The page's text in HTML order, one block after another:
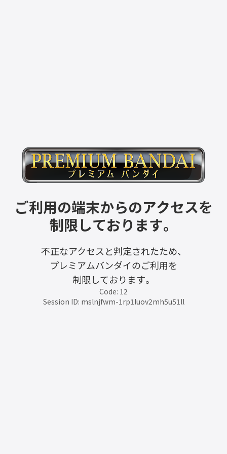
ご利用の端末からのアクセスを
制限しております。
不正なアクセスと判定されたため、
プレミアムバンダイのご利用を
制限しております。
Code: 12
Session ID: mslnjfwm-1rp1luov2mh5u51ll